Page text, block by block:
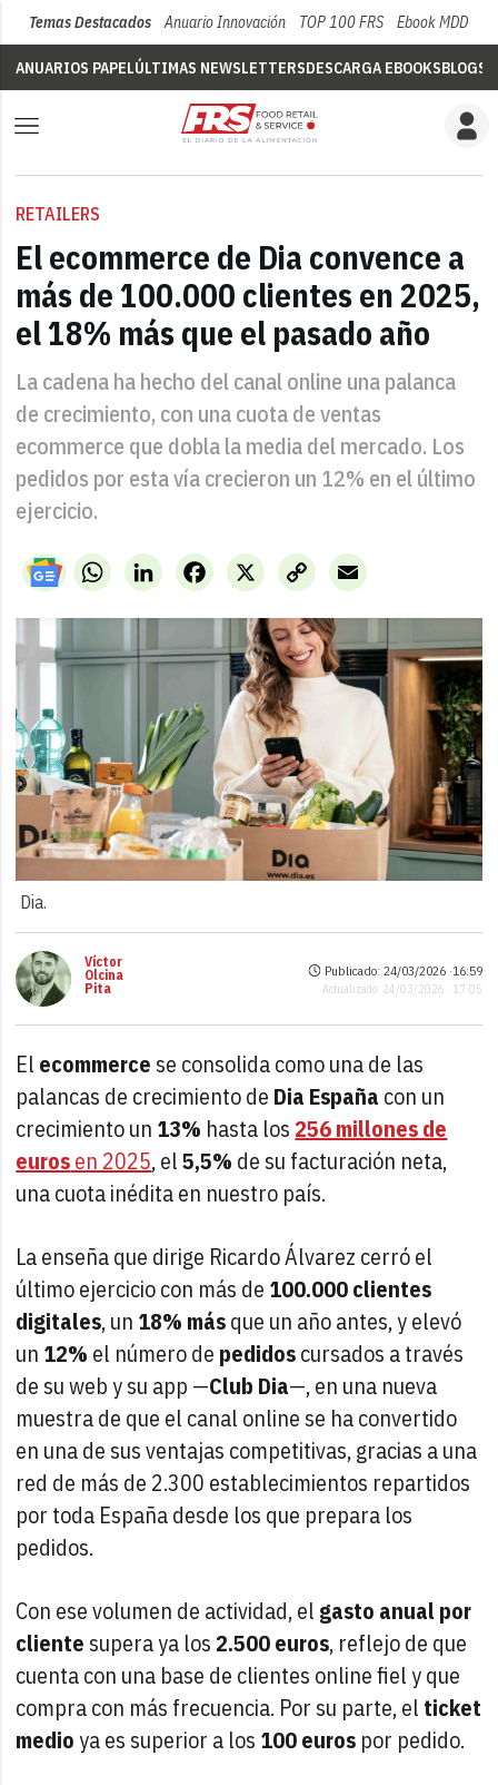
Temas Destacados Anuario Innovación TOP 100 FRS Ebook MDD
ANUARIOS PAPELÚLTIMAS NEWSLETTERSDESCARGA EBOOKSBLOGS
RETAILERS
El ecommerce de Dia convence a
más de 100.000 clientes en 2025,
el 18% más que el pasado año
La cadena ha hecho del canal online una palanca
de crecimiento, con una cuota de ventas
ecommerce que dobla la media del mercado. Los
pedidos por esta vía crecieron un 12% en el último
ejercicio.
WhatsAppLinkedIn X
Facebook
Copy
Link
Email
Dia.
Víctor
Olcina
Pita
Publicado: 24/03/2026 ·16:59
Actualizado: 24/03/2026 · 17:05
El ecommerce se consolida como una de las
palancas de crecimiento de Dia España con un
crecimiento un 13% hasta los256 millones de
eurosen 2025, el5,5% de su facturación neta,
una cuota inédita en nuestro país.
La enseña que dirige Ricardo Álvarez cerró el
último ejercicio con más de 100.000 clientes
digitales, un 18% másque un año antes, y elevó
un 12% el número de pedidoscursados a través
de su web y su app —Club Dia—, en una nueva
muestra de que el canal online se ha convertido
en una de sus ventajas competitivas, gracias a una
red de más de 2.300 establecimientos repartidos
por toda España desde los que prepara los
pedidos.
Con ese volumen de actividad, el gasto anual por
cliente supera ya los2.500 euros, reflejo de que
cuenta con una base de clientes online fiel y que
compra con más frecuencia. Por su parte, el ticket
medioya es superior a los 100 euros por pedido.